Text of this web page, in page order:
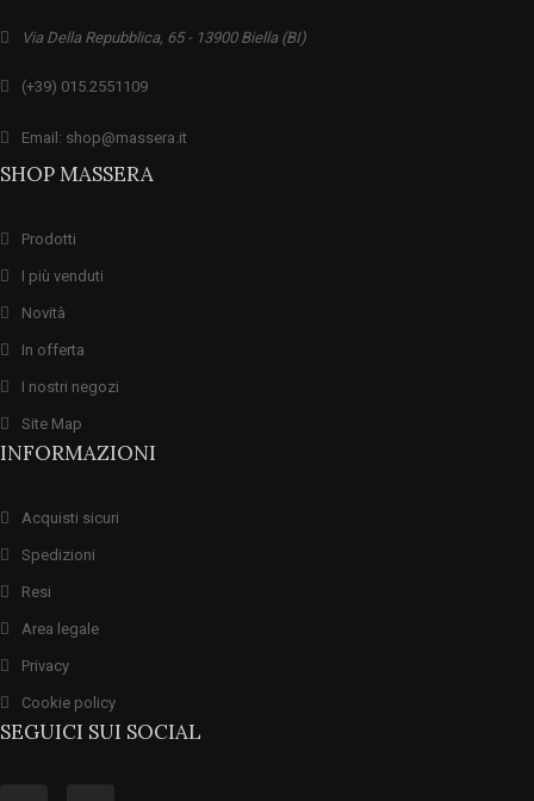
Via Della Repubblica, 65 - 13900 Biella (BI)
(+39) 015.2551109
Email: shop@massera.it
SHOP MASSERA
Prodotti
I più venduti
Novità
In offerta
I nostri negozi
Site Map
INFORMAZIONI
Acquisti sicuri
Spedizioni
Resi
Area legale
Privacy
Cookie policy
SEGUICI SUI SOCIAL